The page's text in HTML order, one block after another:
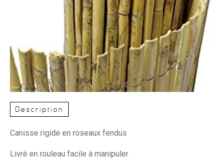
Description
Canisse rigide en roseaux fendus
Livré en rouleau facile à manipuler